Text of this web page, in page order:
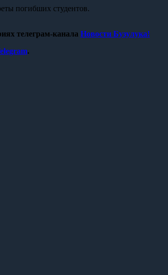
погибших студентов.
телеграм-канала Новости Бузулука!
.